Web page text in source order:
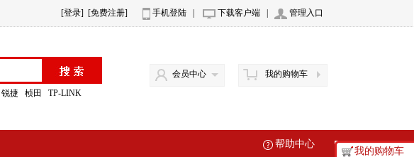
[登录] [免费注册] 手机登陆 下载客户端 管理入口
锐捷 桢田 TP-LINK
会员中心 我的购物车
帮助中心
我的购物车